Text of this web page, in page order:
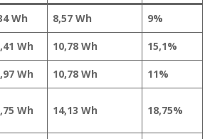
Wh 8,57 Wh 9%
Wh 10,78 Wh 15,1%
Wh 10,78 Wh 11%
Wh 14,13 Wh 18,75%